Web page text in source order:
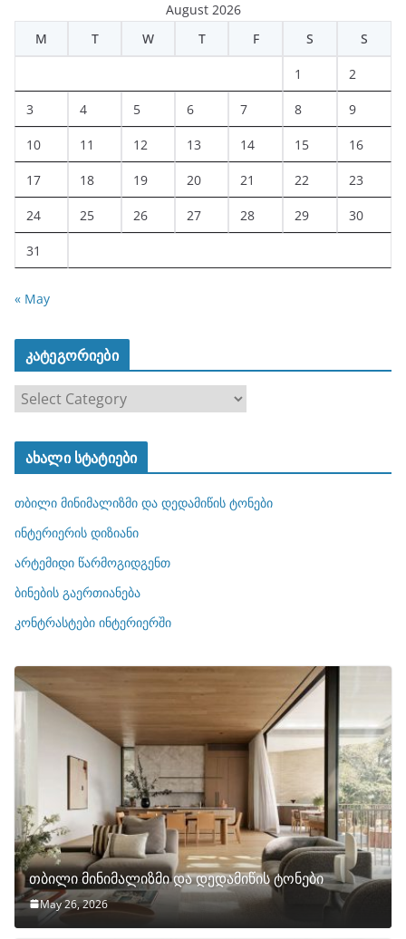
August 2026
M
T W T F S S
1 2
3 4 5 6 7 8 9
10 11 12 13 14 15 16
17 18 19 20 21 22 23
24 25 26 27 28 29 30
31
« May
კატეგორიები
ტ
ო
რ
ბ
ი
ახალი სტატიები
თბილი მინიმალიზმი და დედამიწის ტონები
ინტერიერის დიზიანი
არტემიდი წარმოგიდგენთ
ბინების გაერთიანება
კონტრასტები ინტერიერში
თბილი მინიმალიზმი და დედამიწის ტონები
May 26, 2026